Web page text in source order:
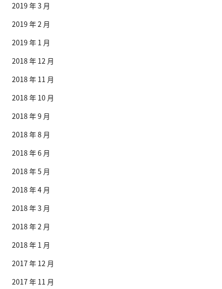
2019 年 3 月
2019 年 2 月
2019 年 1 月
2018 年 12 月
2018 年 11 月
2018 年 10 月
2018 年 9 月
2018 年 8 月
2018 年 6 月
2018 年 5 月
2018 年 4 月
2018 年 3 月
2018 年 2 月
2018 年 1 月
2017 年 12 月
2017 年 11 月